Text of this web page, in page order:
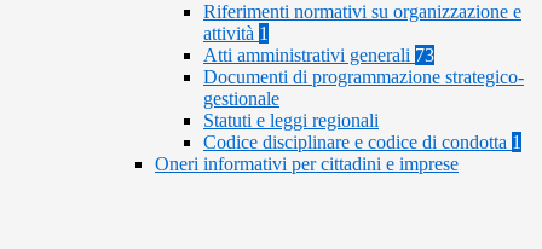
Riferimenti normativi su organizzazione e
attività 1
Atti amministrativi generali 73
Documenti di programmazione strategico-
gestionale
Statuti e leggi regionali
Codice disciplinare e codice di condotta 1
Oneri informativi per cittadini e imprese